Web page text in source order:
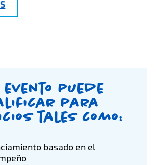
evento puede
para
tales como:
basado en el